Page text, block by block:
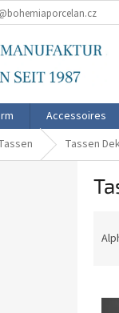
Accessoires
Tassen